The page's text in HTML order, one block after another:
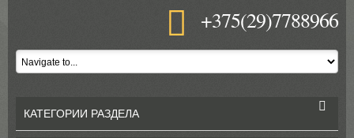
+375(29)7788966
КАТЕГОРИИ РАЗДЕЛА